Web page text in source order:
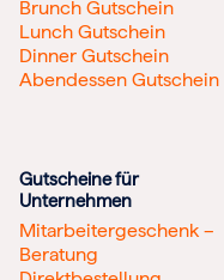
Brunch Gutschein
Lunch Gutschein
Dinner Gutschein
Abendessen Gutschein
Gutscheine für
Unternehmen
Mitarbeitergeschenk –
Beratung